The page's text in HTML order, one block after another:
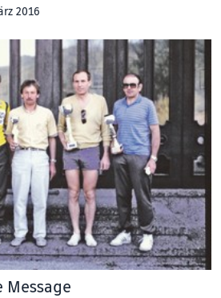
2016
Message